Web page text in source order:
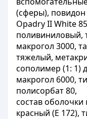
(сферы), повидон
Opadry II White
поливиниловый,
макрогол 3000,
тяжелый,
сополимер (1: 1)
макрогол 6000,
полисорбат 80,
состав оболочки
красный (Е 172),